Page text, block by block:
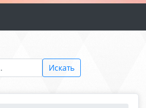
Искать